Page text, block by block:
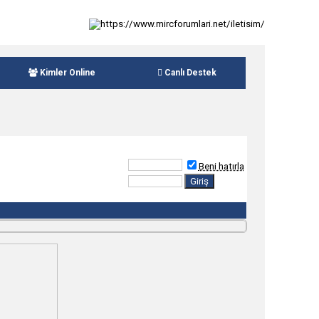
Kimler Online Canlı Destek
Beni hatırla